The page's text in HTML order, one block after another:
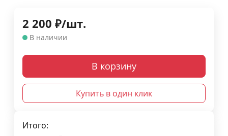
2 200 ₽/шт.
В наличии
В корзину
Купить в один клик
Итого: